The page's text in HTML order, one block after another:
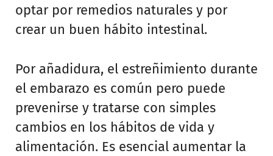
optar por remedios naturales y por
crear un buen hábito intestinal.
Por añadidura, el estreñimiento durante
el embarazo es común pero puede
prevenirse y tratarse con simples
cambios en los hábitos de vida y
alimentación. Es esencial aumentar la